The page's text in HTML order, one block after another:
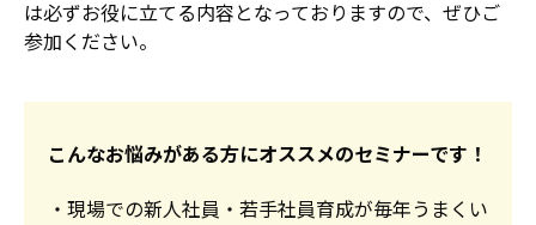
は必ずお役に立てる内容となっておりますので、ぜひご
参加ください。
こんなお悩みがある方にオススメのセミナーです！
・現場での新人社員・若手社員育成が毎年うまくい